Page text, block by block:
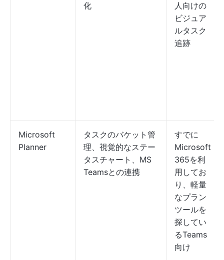
化
人向けの
ビジュア
ルタスク
追跡
Microsoft
Planner
タスクのバケット管
理、視覚的なステー
タスチャート、MS
Teamsとの連携
すでに
Microsoft
365を利
用してお
り、軽量
なプラン
ツールを
探してい
るTeams
向け